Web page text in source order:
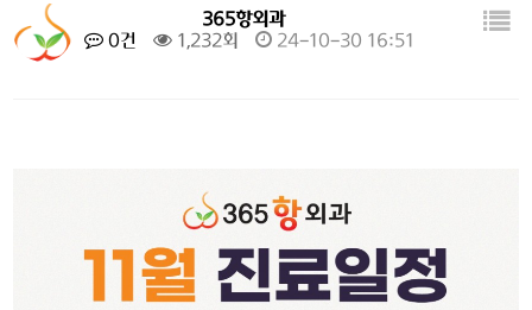
365항외과
0건
1,232회 24-10-30 16:51